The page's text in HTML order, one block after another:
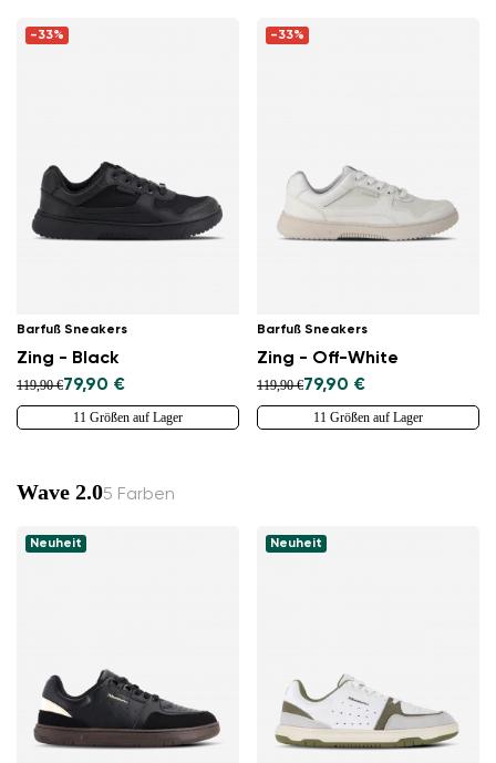
-33%
Barfuß Sneakers
Zing - Black
119,90 €79,90 €
11 Größen auf Lager
-33%
Barfuß Sneakers
Zing - Off-White
119,90 €79,90 €
11 Größen auf Lager
Wave 2.05 Farben
Neuheit Neuheit